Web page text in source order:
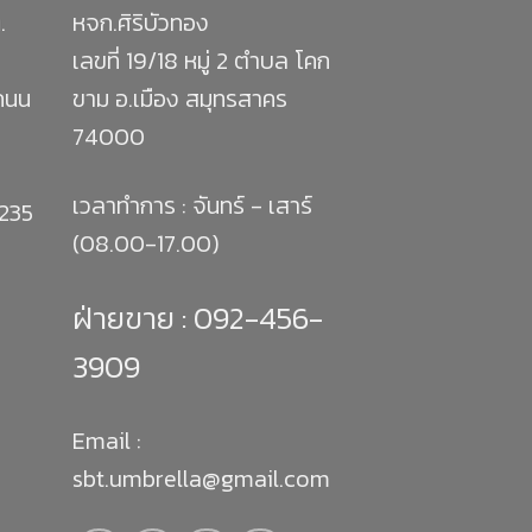
น
หจก.ศิริบัวทอง
เลขที่ 19/18 หมู่ 2 ตำบล โคก
ขาม อ.เมือง สมุทรสาคร
74000
เวลาทำการ : จันทร์ - เสาร์
(08.00-17.00)
ฝ่ายขาย : 092-456-
3909
Email :
sbt.umbrella@gmail.com